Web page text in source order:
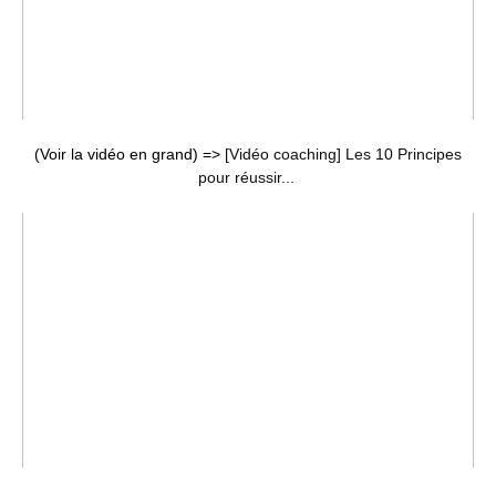
(Voir la vidéo en grand) => [Vidéo coaching] Les 10 Principes
pour réussir...